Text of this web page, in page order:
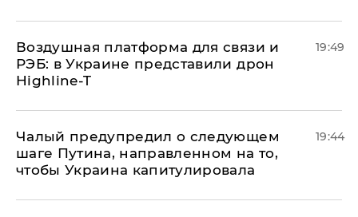
Воздушная платформа для связи и
РЭБ: в Украине представили дрон
Highline-T
19:49
Чалый предупредил о следующем
шаге Путина, направленном на то,
чтобы Украина капитулировала
19:44